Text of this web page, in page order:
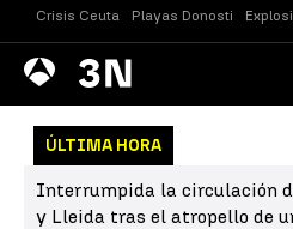
Crisis Ceuta Playas Donosti
Antena
3 Noticias
ÚLTIMA HORA
Interrumpida la circulación
y Lleida tras el atropello de